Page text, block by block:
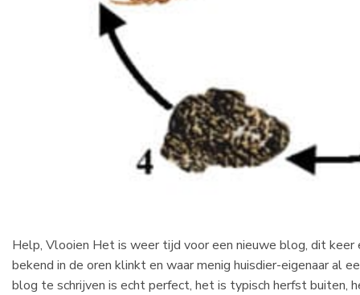
Help, Vlooien Het is weer tijd voor een nieuwe blog, dit
bekend in de oren klinkt en waar menig huisdier-eigenaar al
blog te schrijven is echt perfect, het is typisch herfst buiten,